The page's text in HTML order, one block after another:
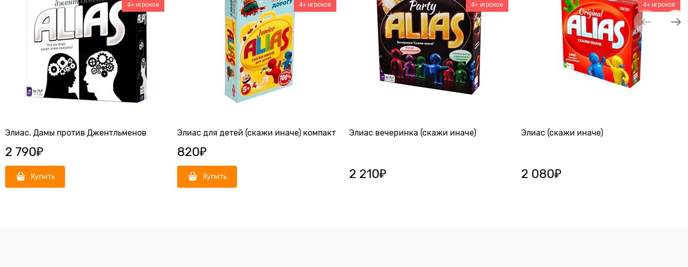
Элиас. Дамы против Джентльменов
4+ игроков
2 790₽
Купить
Элиас для детей (скажи иначе) компакт
4+ игроков
820₽
Купить
Элиас вечеринка (скажи иначе)
4+ игроков
2 210₽
Элиас (скажи иначе)
4+ игроков
2 080₽